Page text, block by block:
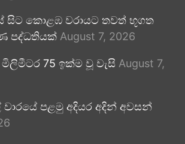
සිට කොළඹ වරායට තවත් භූගත
පද්ධතියක් August 7, 2026
මිලිමීටර 75 ඉක්ම වූ වැසි August 7,
පළමු අදියර අදින් අවසන්